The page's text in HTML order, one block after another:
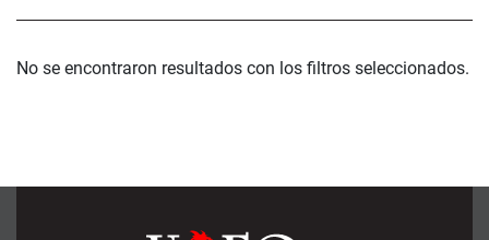
No se encontraron resultados con los filtros seleccionados.